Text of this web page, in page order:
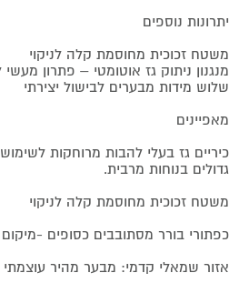
יתרונות נוספים
משטח זכוכית מחוסמת קלה לניקוי
מנגנון ניתוק גז אוטומטי – פתרון
שלוש מידות מבערים לבישול יצירתי
מאפיינים
כיריים גז בעלי להבות מרוחקות
גדולים בנוחות מרבית.
משטח זכוכית מחוסמת קלה לניקוי
כפתורי בורר מסתובבים כסופים -
אזור שמאלי קדמי: מבער מהיר עוצמתי , 2900 ואט/ 100